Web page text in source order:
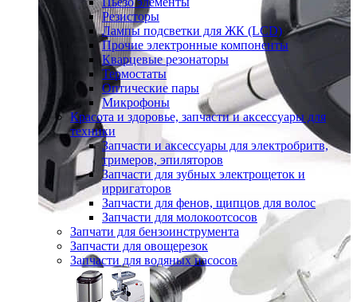
Резисторы
Лампы подсветки для ЖК (LCD)
Прочие электронные компоненты
Кварцевые резонаторы
Термостаты
Оптические пары
Микрофоны
Красота и здоровье, запчасти и аксессуары для
техники
Запчасти и аксессуары для электробритв,
тримеров, эпиляторов
Запчасти для зубных электрощеток и
ирригаторов
Запчасти для фенов, щипцов для волос
Запчасти для молокоотсосов
Запчати для бензоинструмента
Запчасти для овощерезок
Запчасти для водяных насосов